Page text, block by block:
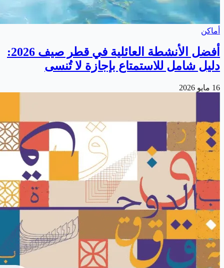
أماكن
أفضل الأنشطة العائلية في قطر صيف 2026:
دليل شامل للاستمتاع بإجازة لا تُنسى
16 مايو 2026